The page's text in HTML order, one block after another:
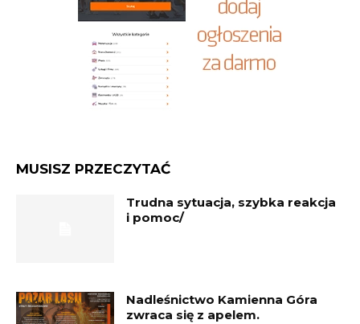
MUSISZ PRZECZYTAĆ
Trudna sytuacja, szybka reakcja
i pomoc/
Nadleśnictwo Kamienna Góra
zwraca się z apelem.